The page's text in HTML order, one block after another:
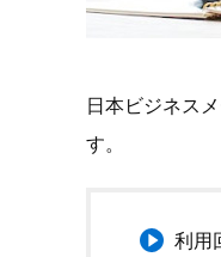
日本ビジネス
す。
利用